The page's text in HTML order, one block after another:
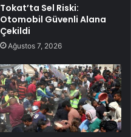
Tokat’ta Sel Riski:
Otomobil Güvenli Alana
Çekildi
Ağustos 7, 2026